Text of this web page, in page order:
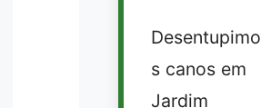
Desentupimo
s canos em
Jardim